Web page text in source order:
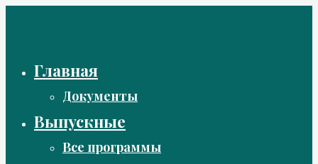
Главная
Документы
Выпускные
Все программы